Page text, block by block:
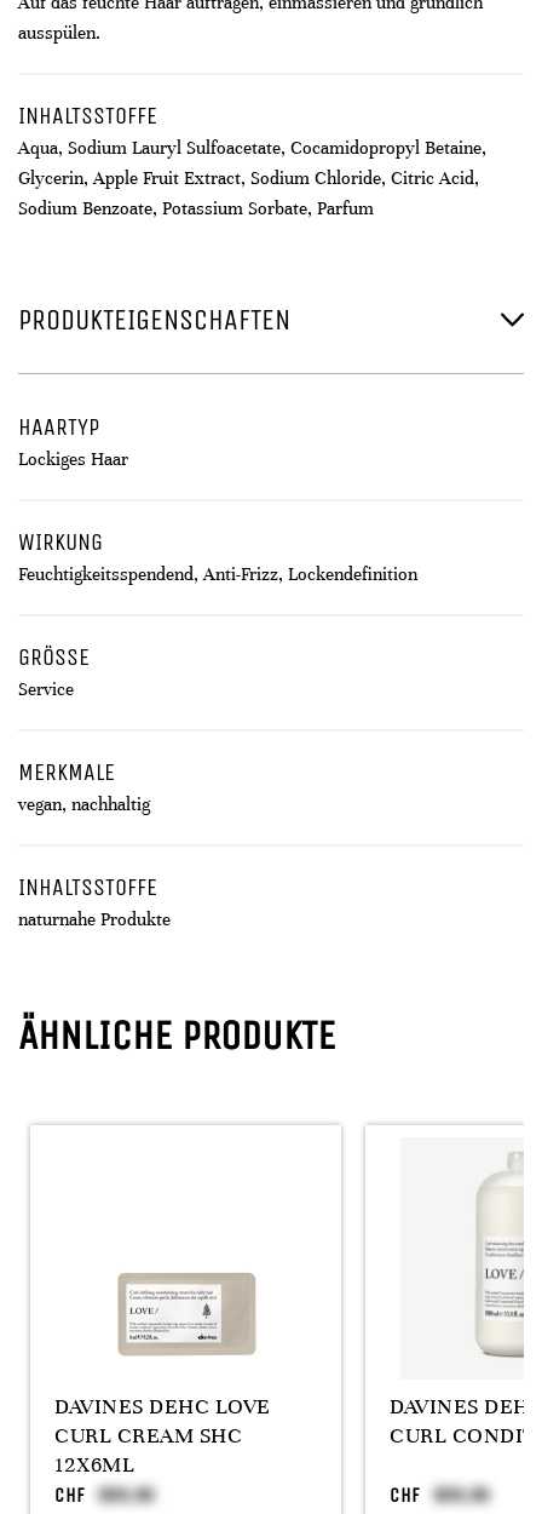
ausspülen.
INHALTSSTOFFE
Aqua, Sodium Lauryl Sulfoacetate, Cocamidopropyl Betaine,
Glycerin, Apple Fruit Extract, Sodium Chloride, Citric Acid,
Sodium Benzoate, Potassium Sorbate, Parfum
PRODUKTEIGENSCHAFTEN
HAARTYP
Lockiges Haar
WIRKUNG
Feuchtigkeitsspendend, Anti-Frizz, Lockendefinition
GRÖSSE
Service
MERKMALE
vegan, nachhaltig
INHALTSSTOFFE
naturnahe Produkte
ÄHNLICHE PRODUKTE
DAVINES DEHC LOVE
CURL CREAM SHC
12X6ML
CHF
DAVINES
CURL
CHF